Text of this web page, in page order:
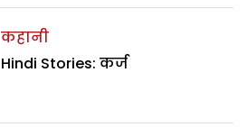
कहानी
Hindi Stories: कर्ज